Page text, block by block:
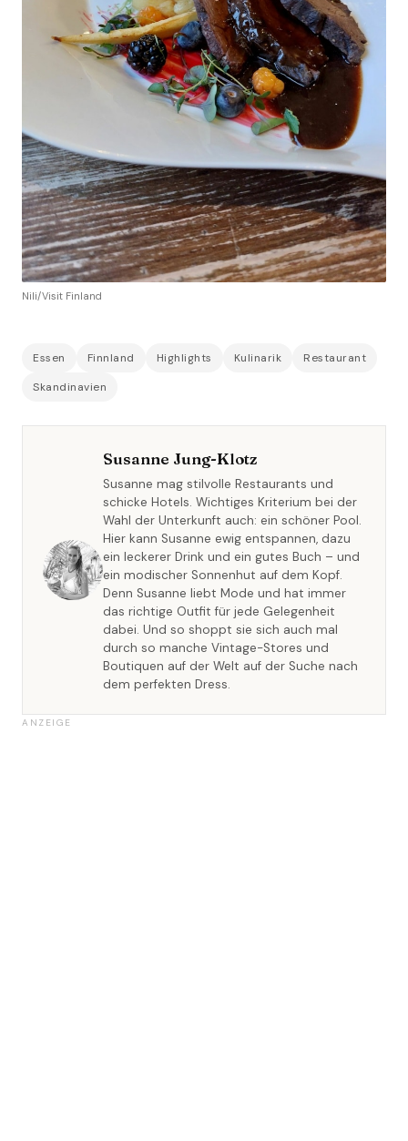
Nili/Visit Finland
Essen Finnland Highlights Kulinarik
Restaurant
Skandinavien
Susanne Jung-Klotz
Susanne mag stilvolle Restaurants und
schicke Hotels. Wichtiges Kriterium bei der
Wahl der Unterkunft auch: ein schöner Pool.
Hier kann Susanne ewig entspannen, dazu
ein leckerer Drink und ein gutes Buch – und
ein modischer Sonnenhut auf dem Kopf.
Denn Susanne liebt Mode und hat immer
das richtige Outfit für jede Gelegenheit
dabei. Und so shoppt sie sich auch mal
durch so manche Vintage-Stores und
Boutiquen auf der Welt auf der Suche nach
dem perfekten Dress.
ANZEIGE